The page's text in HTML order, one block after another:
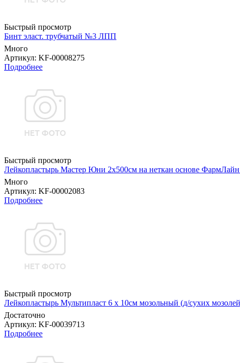
Быстрый просмотр
Бинт эласт. трубчатый №3 ЛПП
Много
Артикул: KF-00008275
Подробнее
Быстрый просмотр
Лейкопластырь Мастер Юни 2х500см на неткан основе
Много
Артикул: KF-00002083
Подробнее
Быстрый просмотр
Лейкопластырь Мультипласт 6 х 10см мозольный (д/сухих
Достаточно
Артикул: KF-00039713
Подробнее